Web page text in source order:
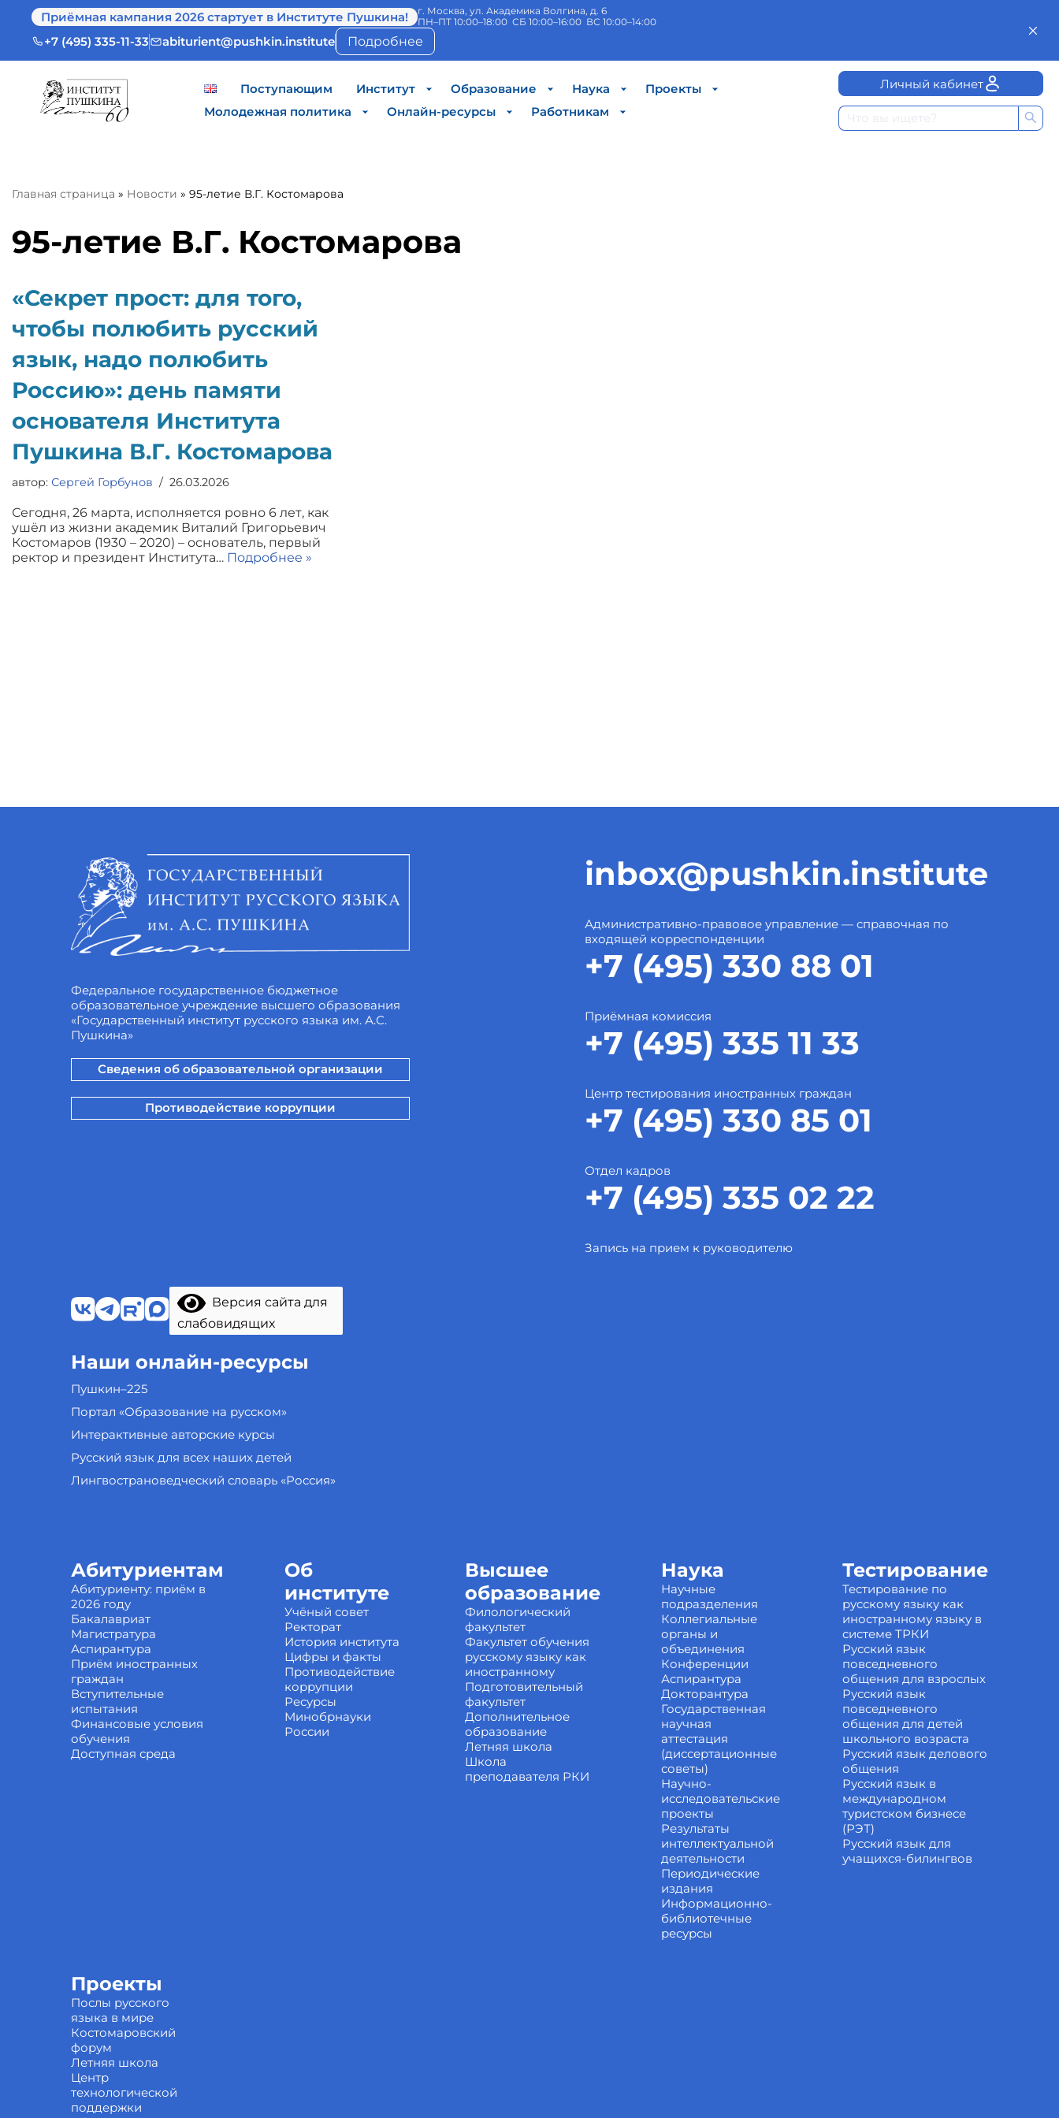
Приёмная кампания 2026 стартует в Институте Пушкина!
г. Москва, ул. Академика Волгина, д. 6
ПН–ПТ 10:00–18:00 СБ 10:00–16:00 ВС 10:00–14:00
+7 (495) 335-11-33 abiturient@pushkin.institute Подробнее
Поступающим Институт Образование Наука
Проекты
Молодежная политика
Онлайн-ресурсы Работникам
Личный кабинет
Главная страница » Новости » 95-летие В.Г. Костомарова
95-летие В.Г. Костомарова
«Секрет прост: для того,
чтобы полюбить русский
язык, надо полюбить
Россию»: день памяти
основателя Института
Пушкина В.Г. Костомарова
автор: Сергей Горбунов 26.03.2026
Сегодня, 26 марта, исполняется ровно 6 лет, как
ушёл из жизни академик Виталий Григорьевич
Костомаров (1930 – 2020) – основатель, первый
ректор и президент Института… Подробнее »
Федеральное государственное бюджетное
образовательное учреждение высшего образования
«Государственный институт русского языка им. А.С.
Пушкина»
Сведения об образовательной организации
Противодействие коррупции
inbox@pushkin.institute
Административно-правовое управление — справочная по
входящей корреспонденции
+7 (495) 330 88 01
Приёмная комиссия
+7 (495) 335 11 33
Центр тестирования иностранных граждан
+7 (495) 330 85 01
Отдел кадров
+7 (495) 335 02 22
Запись на прием к руководителю
Версия сайта для
слабовидящих
Наши онлайн-ресурсы
Пушкин–225
Портал «Образование на русском»
Интерактивные авторские курсы
Русский язык для всех наших детей
Лингвострановедческий словарь «Россия»
Абитуриентам
Абитуриенту: приём в
2026 году
Бакалавриат
Магистратура
Аспирантура
Приём иностранных
граждан
Вступительные
испытания
Финансовые условия
обучения
Доступная среда
Об
институте
Учёный совет
Ректорат
История института
Цифры и факты
Противодействие
коррупции
Ресурсы
Минобрнауки
России
Высшее
образование
Филологический
факультет
Факультет обучения
русскому языку как
иностранному
Подготовительный
факультет
Дополнительное
образование
Летняя школа
Школа
преподавателя РКИ
Наука
Научные
подразделения
Коллегиальные
органы и
объединения
Конференции
Аспирантура
Докторантура
Государственная
научная
аттестация
(диссертационные
советы)
Научно-
исследовательские
проекты
Результаты
интеллектуальной
деятельности
Периодические
издания
Информационно-
библиотечные
ресурсы
Тестирование
Тестирование по
русскому языку как
иностранному языку в
системе ТРКИ
Русский язык
повседневного
общения для взрослых
Русский язык
повседневного
общения для детей
школьного возраста
Русский язык делового
общения
Русский язык в
международном
туристском бизнесе
(РЭТ)
Русский язык для
учащихся-билингвов
Проекты
Послы русского
языка в мире
Костомаровский
форум
Летняя школа
Центр
технологической
поддержки